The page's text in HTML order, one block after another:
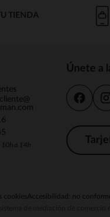
TIENDA
10h a 14h
Únete a
cookiesAccesibilidad: no